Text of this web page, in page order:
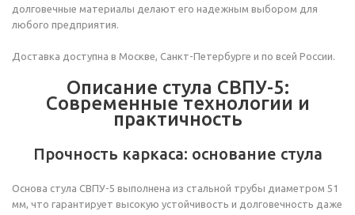
долговечные материалы делают его надежным выбором для
любого предприятия.
Доставка доступна в Москве, Санкт-Петербурге и по всей России.
Описание стула СВПУ-5:
Современные технологии и
практичность
Прочность каркаса: основание стула
Основа стула СВПУ-5 выполнена из стальной трубы диаметром 51
мм, что гарантирует высокую устойчивость и долговечность даже